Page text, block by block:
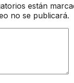
están
no se publicará.